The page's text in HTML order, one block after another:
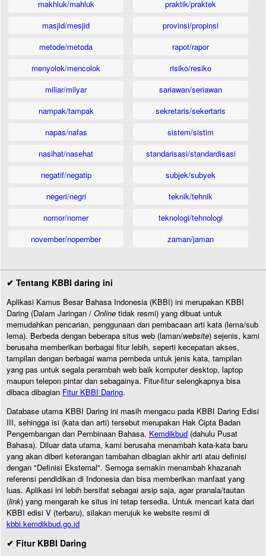
makhluk/mahluk
masjid/mesjid
metode/metoda
menyolok/mencolok
miliar/milyar
nampak/tampak
napas/nafas
nasihat/nasehat
negatif/negatip
negeri/negri
nomor/nomer
november/nopember
praktik/praktek
provinsi/propinsi
rapot/rapor
risiko/resiko
sariawan/seriawan
sekretaris/sekertaris
sistem/sistim
standarisasi/standardisasi
subjek/subyek
teknik/tehnik
teknologi/tehnologi
zaman/jaman
✔ Tentang KBBI daring ini
Aplikasi Kamus Besar Bahasa Indonesia (KBBI) ini merupakan KBBI
Daring (Dalam Jaringan / Online tidak resmi) yang dibuat untuk
memudahkan pencarian, penggunaan dan pembacaan arti kata (lema/sub
lema). Berbeda dengan beberapa situs web (laman/website) sejenis, kami
berusaha memberikan berbagai fitur lebih, seperti kecepatan akses,
tampilan dengan berbagai warna pembeda untuk jenis kata, tampilan
yang pas untuk segala perambah web baik komputer desktop, laptop
maupun telepon pintar dan sebagainya. Fitur-fitur selengkapnya bisa
dibaca dibagian Fitur KBBI Daring.
Database utama KBBI Daring ini masih mengacu pada KBBI Daring Edisi
III, sehingga isi (kata dan arti) tersebut merupakan Hak Cipta Badan
Pengembangan dan Pembinaan Bahasa, Kemdikbud (dahulu Pusat
Bahasa). Diluar data utama, kami berusaha menambah kata-kata baru
yang akan diberi keterangan tambahan dibagian akhir arti atau definisi
dengan "Definisi Eksternal". Semoga semakin menambah khazanah
referensi pendidikan di Indonesia dan bisa memberikan manfaat yang
luas. Aplikasi ini lebih bersifat sebagai arsip saja, agar pranala/tautan
(link) yang mengarah ke situs ini tetap tersedia. Untuk mencari kata dari
KBBI edisi V (terbaru), silakan merujuk ke website resmi di
kbbi.kemdikbud.go.id
✔ Fitur KBBI Daring